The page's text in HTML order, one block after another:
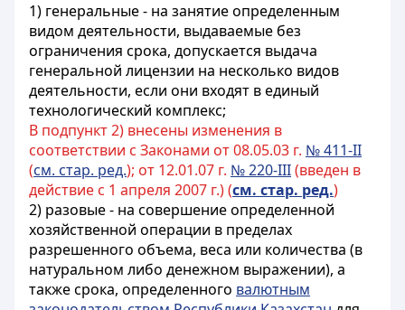
1) генеральные - на занятие определенным
видом деятельности, выдаваемые без
ограничения срока, допускается выдача
генеральной лицензии на несколько видов
деятельности, если они входят в единый
технологический комплекс;
В подпункт 2) внесены изменения в
соответствии с Законами от 08.05.03 г. № 411-II
(см. стар. ред.); от 12.01.07 г. № 220-III(введен в
действие с 1 апреля 2007 г.) (см. стар. ред.)
2) разовые - на совершение определенной
хозяйственной операции в пределах
разрешенного объема, веса или количества (в
натуральном либо денежном выражении), а
также срока, определенного валютным